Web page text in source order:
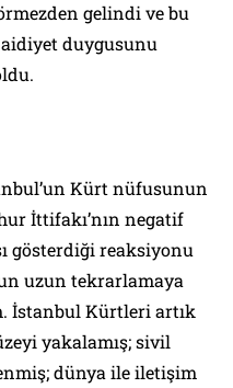
gelindi ve bu
duygusunu
Kürt nüfusunun
İttifakı’nın negatif
gösterdiği reaksiyonu
uzun tekrarlamaya
İstanbul Kürtleri artık
yakalamış; sivil
dünya ile iletişim